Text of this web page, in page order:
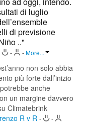
di luglio
di previsione
.."
- -More...
non solo abbia
più forte dall’inizio
anche
un margine davvero
Climatebrink
R v R - -